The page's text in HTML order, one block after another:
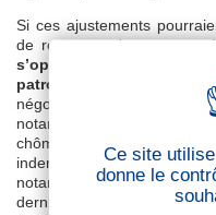
Si ces ajustements
de regagner des marges
s’oppose
patronat
, dans l’optique
négociation en cours,
notamment proposé de
chômage, ainsi que de
indemnisations. Les
notamment des plus
dernières années, il est,
Ce site
donne le